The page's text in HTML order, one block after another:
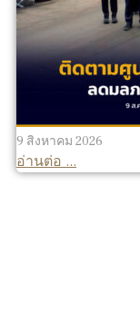
9 สิงหาคม 2026
อ่านต่อ ...